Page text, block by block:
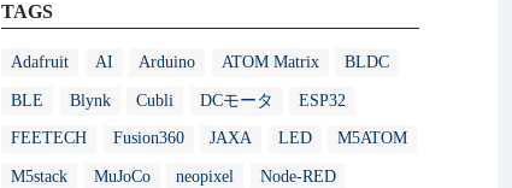
TAGS
Adafruit AI Arduino ATOM Matrix BLDC
BLE Blynk Cubli DCモータ ESP32
FEETECH Fusion360 JAXA LED M5ATOM
M5stack MuJoCo neopixel Node-RED